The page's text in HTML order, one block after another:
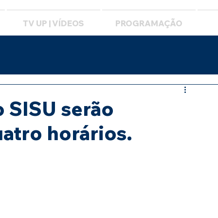
TV UP | VÍDEOS PROGRAMAÇÃO
serão
horários.